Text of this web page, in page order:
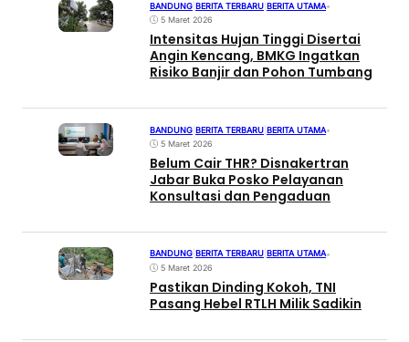
BANDUNG BERITA TERBARU BERITA UTAMA•
5 Maret 2026
Intensitas Hujan Tinggi Disertai
Angin Kencang, BMKG Ingatkan
Risiko Banjir dan Pohon Tumbang
BANDUNG BERITA TERBARU BERITA UTAMA•
5 Maret 2026
Belum Cair THR? Disnakertran
Jabar Buka Posko Pelayanan
Konsultasi dan Pengaduan
BANDUNG BERITA TERBARU BERITA UTAMA•
5 Maret 2026
Pastikan Dinding Kokoh, TNI
Pasang Hebel RTLH Milik Sadikin